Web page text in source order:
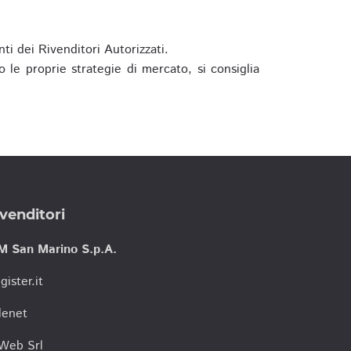
dei Rivenditori Autorizzati.
le proprie strategie di mercato, si consiglia
San Marino S.p.A.
Srl